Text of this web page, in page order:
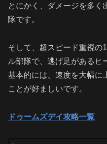
とにかく、ダメージを多く
隊です。
そして、超スピード重視の
ル部隊で、逃げ足があるヒ
基本的には、速度を大幅に
ことが好ましいです。
ドゥームズデイ攻略一覧